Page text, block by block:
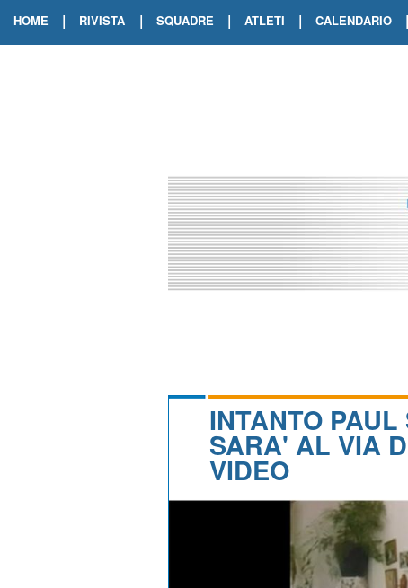
HOME | RIVISTA | SQUADRE | ATLETI | CALENDARIO |
INTANTO
SARA' AL VIA
VIDEO